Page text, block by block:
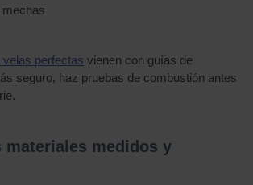
perfectas vienen con guías de
seguro, haz pruebas de combustión antes
materiales medidos y